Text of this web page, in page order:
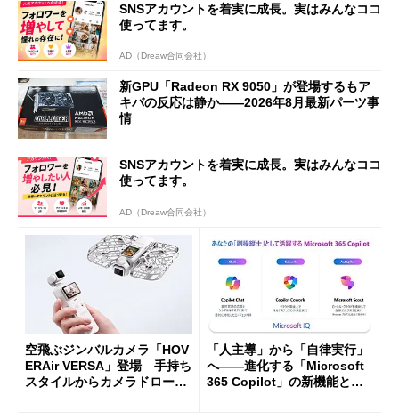
SNSアカウントを着実に成長。実はみんなココ
使ってます。
AD（Dreaw合同会社）
新GPU「Radeon RX 9050」が登場するもア
キバの反応は静か――2026年8月最新パーツ事
情
SNSアカウントを着実に成長。実はみんなココ
使ってます。
AD（Dreaw合同会社）
空飛ぶジンバルカメラ「HOV
ERAir VERSA」登場 手持ち
スタイルからカメラドローン
「人主導」から「自律実行」
へ――進化する「Microsoft
365 Copilot」の新機能とエ